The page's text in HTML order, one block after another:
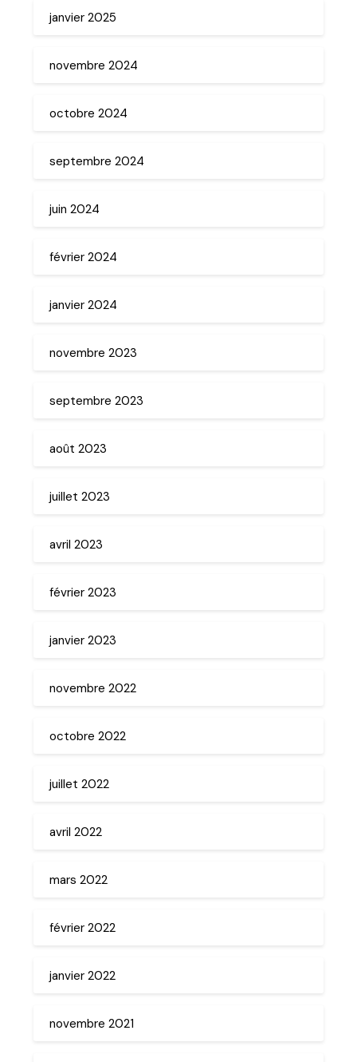
janvier 2025
novembre 2024
octobre 2024
septembre 2024
juin 2024
février 2024
janvier 2024
novembre 2023
septembre 2023
août 2023
juillet 2023
avril 2023
février 2023
janvier 2023
novembre 2022
octobre 2022
juillet 2022
avril 2022
mars 2022
février 2022
janvier 2022
novembre 2021